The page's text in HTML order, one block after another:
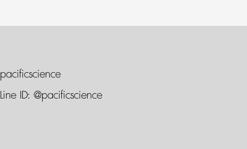
pacificscience
Line ID: @pacificscience